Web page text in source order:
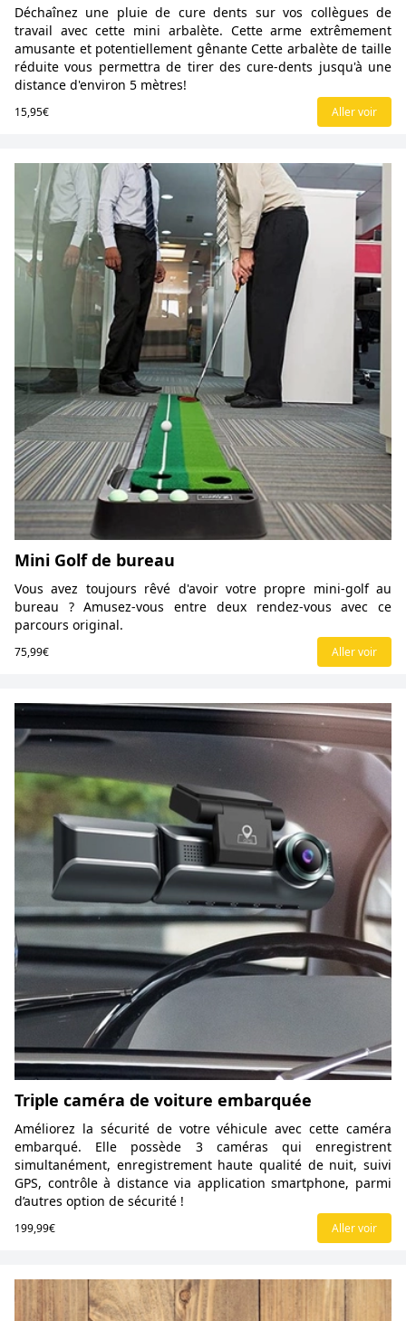
Déchaînez une pluie de cure dents sur vos collègues de
travail avec cette mini arbalète. Cette arme extrêmement
amusante et potentiellement gênante Cette arbalète de taille
réduite vous permettra de tirer des cure-dents jusqu'à une
distance d'environ 5 mètres!
15,95€ Aller voir
Mini Golf de bureau
Vous avez toujours rêvé d'avoir votre propre mini-golf au
bureau ? Amusez-vous entre deux rendez-vous avec ce
parcours original.
75,99€ Aller voir
Triple caméra de voiture embarquée
Améliorez la sécurité de votre véhicule avec cette caméra
embarqué. Elle possède 3 caméras qui enregistrent
simultanément, enregistrement haute qualité de nuit, suivi
GPS, contrôle à distance via application smartphone, parmi
d’autres option de sécurité !
199,99€ Aller voir